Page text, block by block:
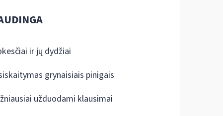
ir jų dydžiai
grynaisiais pinigais
užduodami klausimai